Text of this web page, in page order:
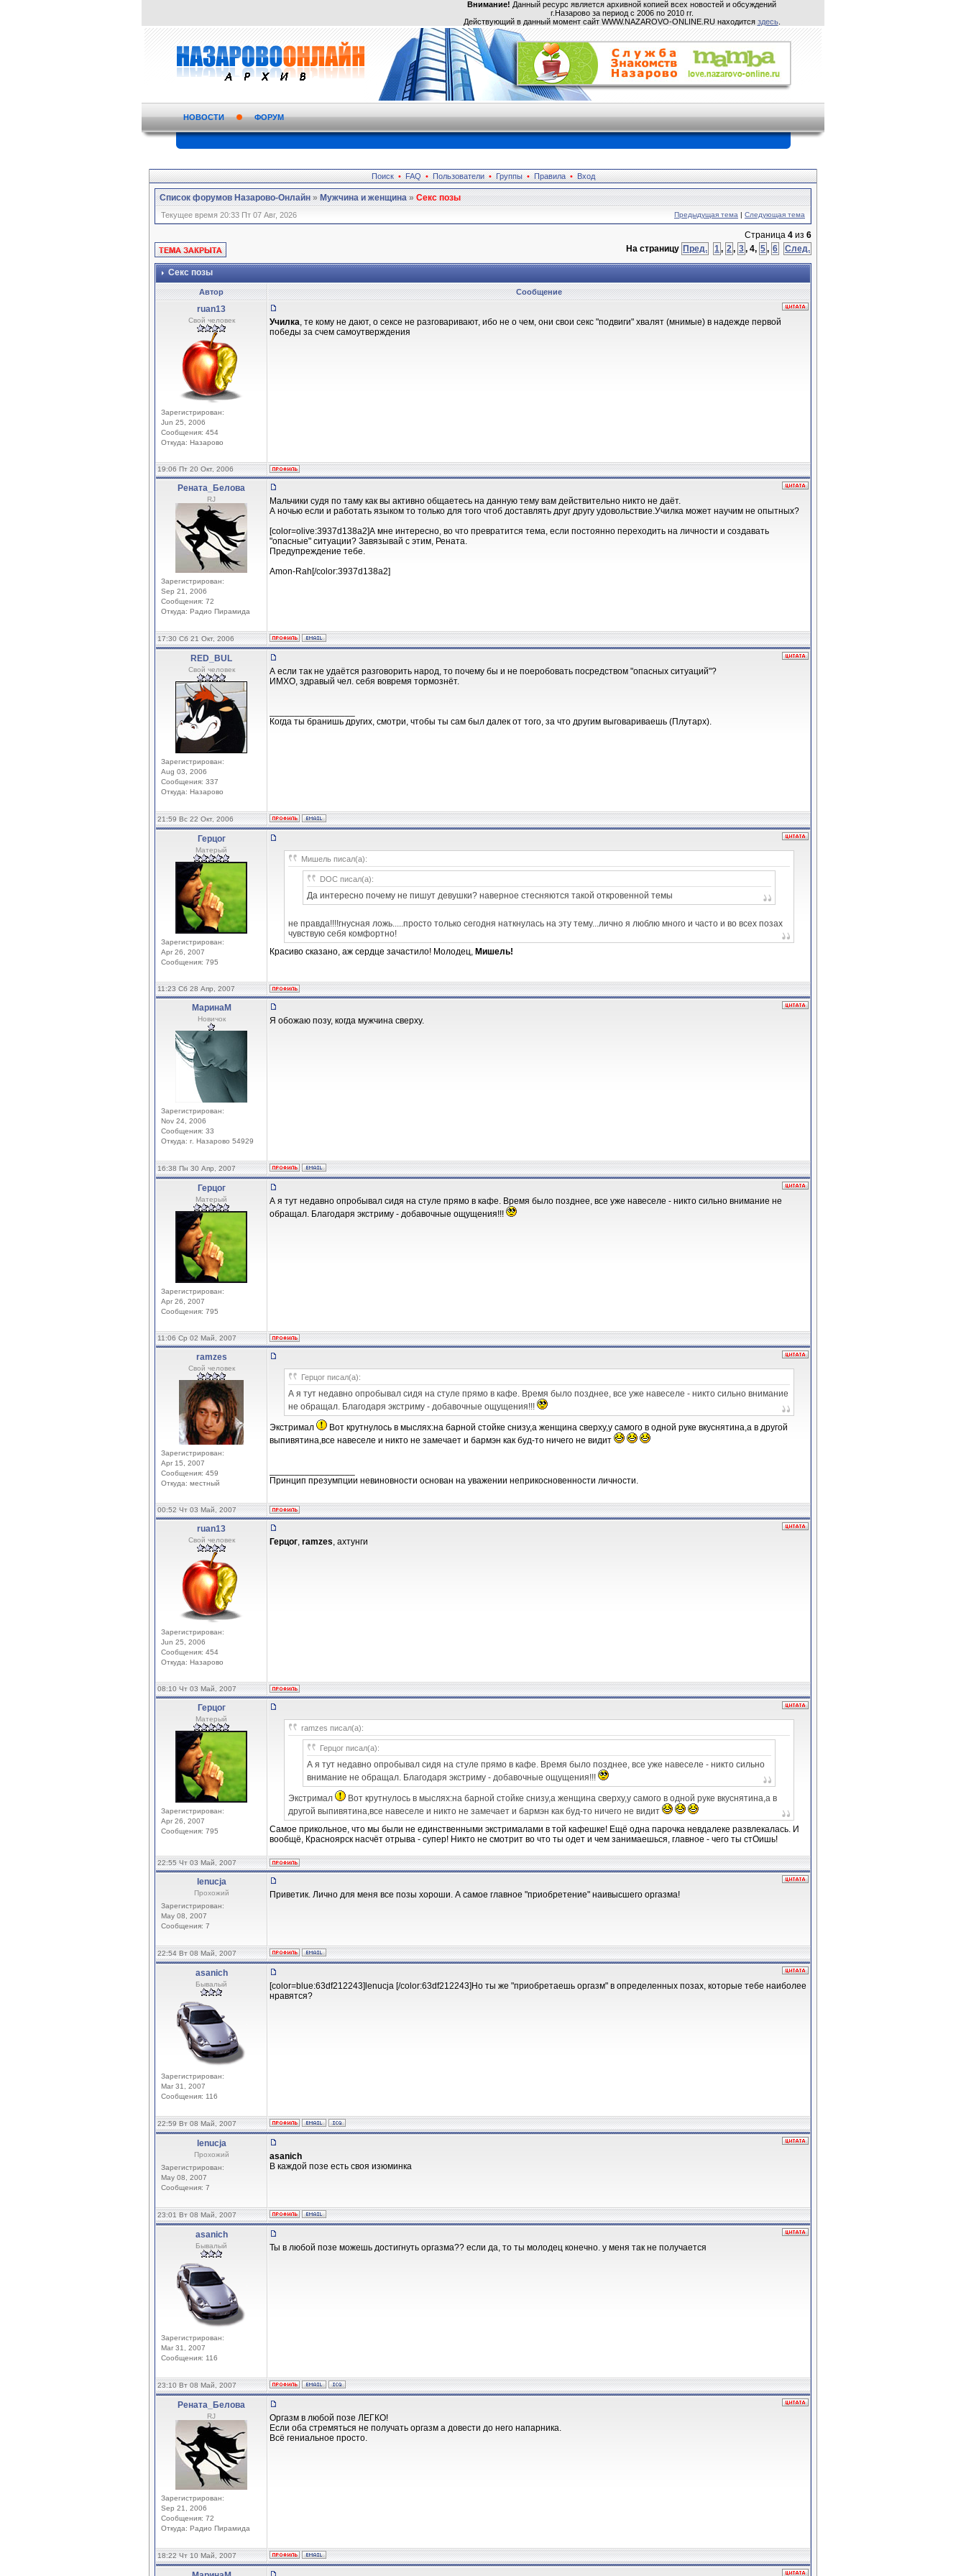
Внимание! Данный ресурс является архивной копией всех новостей и обсуждений
г.Назарово за период с 2006 по 2010 гг.
Действующий в данный момент сайт WWW.NAZAROVO-ONLINE.RU находится здесь.
НОВОСТИ ФОРУМ
Поиск • FAQ • Пользователи • Группы • Правила • Вход
Список форумов Назарово-Онлайн»Мужчина и женщина»Секс позы
Текущее время 20:33 Пт 07 Авг, 2026 Предыдущая тема | Следующая тема
Страница 4 из 6
На страницу Пред. 1, 2, 3, 4, 5, 6 След.
Секс позы
Автор Сообщение
ruan13
Свой человек
Зарегистрирован:
Jun 25, 2006
Сообщения: 454
Откуда: Назарово
Училка, те кому не дают, о сексе не разговаривают, ибо не о чем, они свои секс "подвиги" хвалят (мнимые) в надежде первой
победы за счем самоутверждения
19:06 Пт 20 Окт, 2006
Рената_Белова
RJ
Зарегистрирован:
Sep 21, 2006
Сообщения: 72
Откуда: Радио Пирамида
Мальчики судя по таму как вы активно общаетесь на данную тему вам действительно никто не даёт.
А ночью если и работать языком то только для того чтоб доставлять друг другу удовольствие.Училка может научим не опытных?
[color=olive:3937d138a2]А мне интересно, во что превратится тема, если постоянно переходить на личности и создавать
"опасные" ситуации? Завязывай с этим, Рената.
Предупреждение тебе.
Amon-Rah[/color:3937d138a2]
17:30 Сб 21 Окт, 2006
RED_BUL
Свой человек
Зарегистрирован:
Aug 03, 2006
Сообщения: 337
Откуда: Назарово
А если так не удаётся разговорить народ, то почему бы и не поеробовать посредством "опасных ситуаций"?
ИМХО, здравый чел. себя вовремя тормознёт.
Когда ты бранишь других, смотри, чтобы ты сам был далек от того, за что другим выговариваешь (Плутарх).
21:59 Вс 22 Окт, 2006
Герцог
Матерый
Зарегистрирован:
Apr 26, 2007
Сообщения: 795
Мишель писал(а):
DOC писал(а):
Да интересно почему не пишут девушки? наверное стесняются такой откровенной темы
не правда!!!!гнусная ложь.....просто только сегодня наткнулась на эту тему...лично я люблю много и часто и во всех позах
чувствую себя комфортно!
Красиво сказано, аж сердце зачастило! Молодец, Мишель!
11:23 Сб 28 Апр, 2007
МаринаМ
Новичок
Зарегистрирован:
Nov 24, 2006
Сообщения: 33
Откуда: г. Назарово 54929
Я обожаю позу, когда мужчина сверху.
16:38 Пн 30 Апр, 2007
Герцог
Матерый
Зарегистрирован:
Apr 26, 2007
Сообщения: 795
А я тут недавно опробывал сидя на стуле прямо в кафе. Время было позднее, все уже навеселе - никто сильно внимание не
обращал. Благодаря экстриму - добавочные ощущения!!!
11:06 Ср 02 Май, 2007
ramzes
Свой человек
Зарегистрирован:
Apr 15, 2007
Сообщения: 459
Откуда: местный
Герцог писал(а):
А я тут недавно опробывал сидя на стуле прямо в кафе. Время было позднее, все уже навеселе - никто сильно внимание
не обращал. Благодаря экстриму - добавочные ощущения!!!
Экстримал
Вот крутнулось в мыслях:на барной стойке снизу,а женщина сверху,у самого в одной руке вкуснятина,а в другой
выпивятина,все навеселе и никто не замечает и бармэн как буд-то ничего не видит
Принцип презумпции невиновности основан на уважении неприкосновенности личности.
00:52 Чт 03 Май, 2007
ruan13
Свой человек
Зарегистрирован:
Jun 25, 2006
Сообщения: 454
Откуда: Назарово
Герцог, ramzes, ахтунги
08:10 Чт 03 Май, 2007
Герцог
Матерый
Зарегистрирован:
Apr 26, 2007
Сообщения: 795
ramzes писал(а):
Герцог писал(а):
А я тут недавно опробывал сидя на стуле прямо в кафе. Время было позднее, все уже навеселе - никто сильно
внимание не обращал. Благодаря экстриму - добавочные ощущения!!!
Экстримал
Вот крутнулось в мыслях:на барной стойке снизу,а женщина сверху,у самого в одной руке вкуснятина,а в
другой выпивятина,все навеселе и никто не замечает и бармэн как буд-то ничего не видит
Самое прикольное, что мы были не единственными экстрималами в той кафешке! Ещё одна парочка невдалеке развлекалась. И
вообщё, Красноярск насчёт отрыва - супер! Никто не смотрит во что ты одет и чем занимаешься, главное - чего ты стОишь!
22:55 Чт 03 Май, 2007
lenucja
Прохожий
Зарегистрирован:
May 08, 2007
Сообщения: 7
Приветик. Лично для меня все позы хороши. А самое главное "приобретение" наивысшего оргазма!
22:54 Вт 08 Май, 2007
asanich
Бывалый
Зарегистрирован:
Mar 31, 2007
Сообщения: 116
[color=blue:63df212243]lenucja [/color:63df212243]Но ты же "приобретаешь оргазм" в определенных позах, которые тебе наиболее
нравятся?
22:59 Вт 08 Май, 2007
lenucja
Прохожий
Зарегистрирован:
May 08, 2007
Сообщения: 7
asanich
В каждой позе есть своя изюминка
23:01 Вт 08 Май, 2007
asanich
Бывалый
Зарегистрирован:
Mar 31, 2007
Сообщения: 116
Ты в любой позе можешь достигнуть оргазма?? если да, то ты молодец конечно. у меня так не получается
23:10 Вт 08 Май, 2007
Рената_Белова
RJ
Зарегистрирован:
Sep 21, 2006
Сообщения: 72
Откуда: Радио Пирамида
Оргазм в любой позе ЛЕГКО!
Если оба стремяться не получать оргазм а довести до него напарника.
Всё гениальное просто.
18:22 Чт 10 Май, 2007